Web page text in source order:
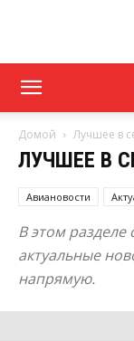
Домой Лучшее в
ЛУЧШЕЕ В
Авиановости
В этом разделе
актуальные
напрямую.
Какое
выбрать для
09/10/2015